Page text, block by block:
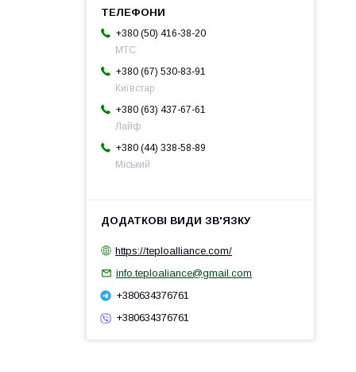
+380 (50) 416-38-20
МТС
+380 (67) 530-83-91
Київстар
+380 (63) 437-67-61
Лайф
+380 (44) 338-58-89
Міський
https://teploalliance.com/
info.teploaliance@gmail.com
+380634376761
+380634376761